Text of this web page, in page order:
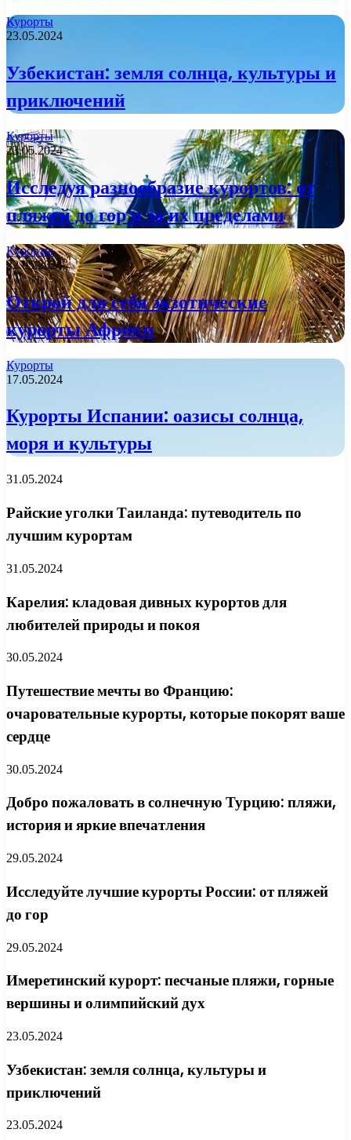
Курорты
23.05.2024
Узбекистан: земля солнца, культуры и
приключений
Курорты
23.05.2024
Исследуя разнообразие курортов: от
пляжей до гор и за их пределами
Курорты
22.05.2024
Открой для себя экзотические
курорты Африки
Курорты
17.05.2024
Курорты Испании: оазисы солнца,
моря и культуры
31.05.2024
Райские уголки Таиланда: путеводитель по
лучшим курортам
31.05.2024
Карелия: кладовая дивных курортов для
любителей природы и покоя
30.05.2024
Путешествие мечты во Францию:
очаровательные курорты, которые покорят ваше
сердце
30.05.2024
Добро пожаловать в солнечную Турцию: пляжи,
история и яркие впечатления
29.05.2024
Исследуйте лучшие курорты России: от пляжей
до гор
29.05.2024
Имеретинский курорт: песчаные пляжи, горные
вершины и олимпийский дух
23.05.2024
Узбекистан: земля солнца, культуры и
приключений
23.05.2024